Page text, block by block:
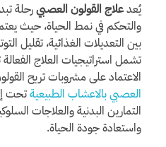
يُعدعلاج القولون العصبيرحلة
والتحكم في نمط الحياة، حيث
بين التعديلات الغذائية، تقليل
تشمل استراتيجيات العلاج
الاعتماد على مشروبات تريح
العصبي بالاعشاب الطبيعيةتحت
التمارين البدنية والعلاجات
واستعادة جودة الحياة.